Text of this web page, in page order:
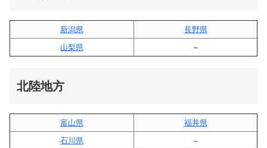
新潟県
長野県
山梨県
–
北陸地方
富山県
福井県
石川県
–